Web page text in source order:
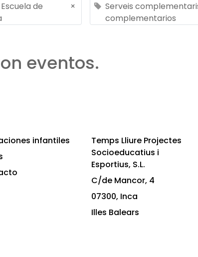
de
×
Serveis
complementarios
eventos.
infantiles
Temps Lliure Projectes
Socioeducatius i
Esportius, S.L.
C/de Mancor, 4
07300, Inca
Illes Balears